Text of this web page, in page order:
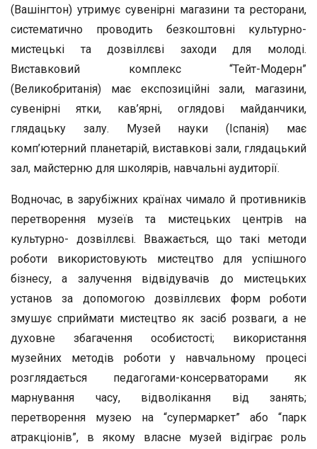
(Вашінгтон) утримує сувенірні магазини та ресторани,
систематично проводить безкоштовні культурно-
мистецькі та дозвіллєві заходи для молоді.
Виставковий комплекс “Тейт-Модерн”
(Великобританія) має експозиційні зали, магазини,
сувенірні ятки, кав’ярні, оглядові майданчики,
глядацьку залу. Музей науки (Іспанія) має
комп’ютерний планетарій, виставкові зали, глядацький
зал, майстерню для школярів, навчальні аудиторії.
Водночас, в зарубіжних країнах чимало й противників
перетворення музеїв та мистецьких центрів на
культурно- дозвіллєві. Вважається, що такі методи
роботи використовують мистецтво для успішного
бізнесу, а залучення відвідувачів до мистецьких
установ за допомогою дозвіллєвих форм роботи
змушує сприймати мистецтво як засіб розваги, а не
духовне збагачення особистості; використання
музейних методів роботи у навчальному процесі
розглядається педагогами-консерваторами як
марнування часу, відволікання від занять;
перетворення музею на “супермаркет” або “парк
атракціонів”, в якому власне музей відіграє роль